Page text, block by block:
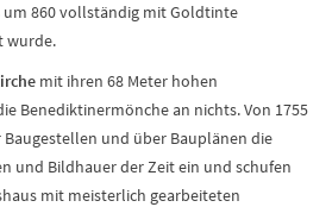
um 860 vollständig mit Goldtinte
wurde.
mit ihren 68 Meter hohen
Benediktinermönche an nichts. Von 1755
Baugestellen und über Bauplänen die
und Bildhauer der Zeit ein und schufen
mit meisterlich gearbeiteten